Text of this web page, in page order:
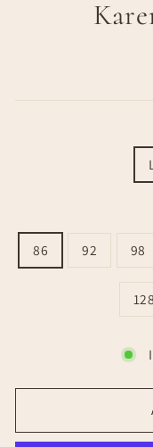
86 92 98
128